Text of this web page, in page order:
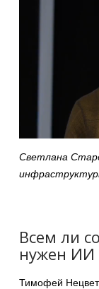
Светлана
Всем ли
нужен ИИ
Тимофей